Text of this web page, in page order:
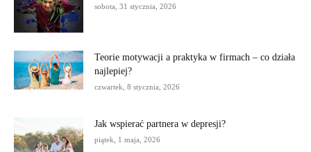
sobota, 31 stycznia, 2026
Teorie motywacji a praktyka w firmach – co działa
najlepiej?
czwartek, 8 stycznia, 2026
Jak wspierać partnera w depresji?
piątek, 1 maja, 2026